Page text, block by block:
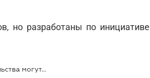
но разработаны по инициативе
Процедуры получения разрешений в сфере строительства могут быть упрощены